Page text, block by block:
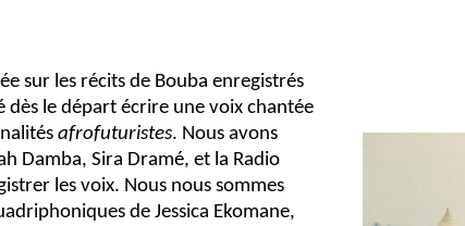
sur les récits de Bouba enregistrés
dès le départ écrire une voix chantée
afrofuturistes. Nous avons
Damba, Sira Dramé, et la Radio
les voix. Nous nous sommes
de Jessica Ekomane,